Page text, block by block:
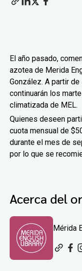
El año pasado,
azotea de Merida
González. A partir
continuarán los
climatizada de MEL.
Quienes deseen
cuota mensual de
durante el mes de
por lo que se
Acerca del
Mérida